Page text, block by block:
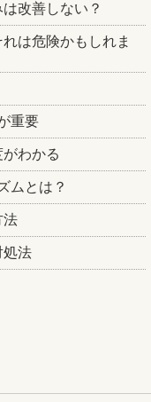
改善しない？
は危険かもしれま
重要
わかる
ムとは？
法
処法